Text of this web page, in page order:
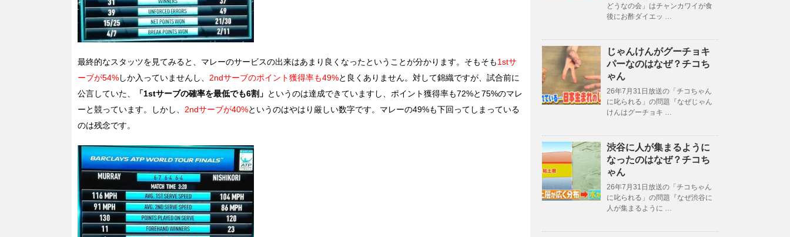
最終的なスタッツを見てみると、マレーのサービスの出来はあまり良くなったということが分かります。そもそも1stサ
ーブが54%しか入っていませんし、 2ndサーブのポイント獲得率も49%と良くありません。対して錦織ですが、試合前に
公言していた、
「1stサーブの確率を最低でも6割」 というのは達成できていますし、ポイント獲得率も72%と75%のマレ
ーと競っています。しかし、 2ndサーブが40%というのはやはり厳しい数字です。マレーの49%も下回ってしまっている
のは残念です。
どうなの会」はチャンカワイが食
後にお酢ダイエッ …
じゃんけんがグーチョキ
パーなのはなぜ？チコち
ゃん
26年7月31日放送の「チコちゃん
に叱られる」の問題『なぜじゃん
けんはグーチョキ …
渋谷に人が集まるように
なったのはなぜ？チコち
ゃん
26年7月31日放送の「チコちゃん
に叱られる」の問題『なぜ渋谷に
人が集まるように …